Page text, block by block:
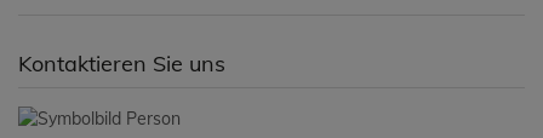
Kontaktieren Sie uns